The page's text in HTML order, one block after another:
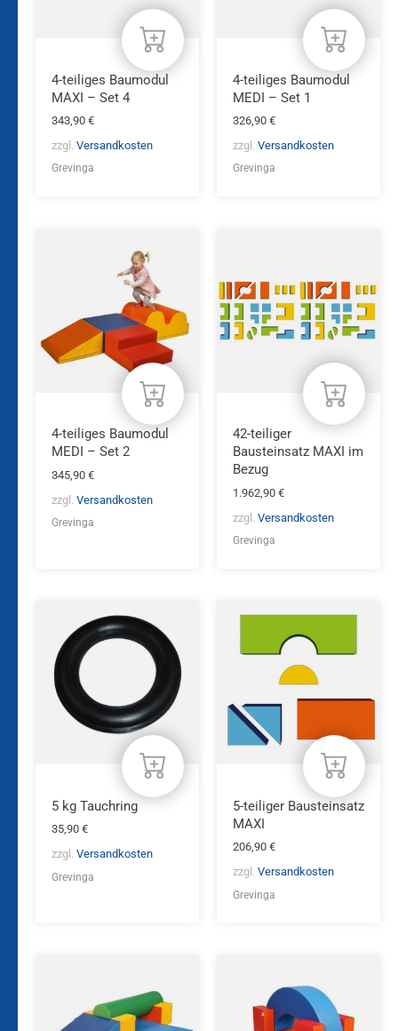
4-teiliges Baumodul
MAXI – Set 4
343,90 €
zzgl. Versandkosten
Grevinga
4-teiliges Baumodul
MEDI – Set 1
326,90 €
zzgl. Versandkosten
Grevinga
4-teiliges Baumodul
MEDI – Set 2
345,90 €
zzgl. Versandkosten
Grevinga
42-teiliger
Bausteinsatz MAXI im
Bezug
1.962,90 €
zzgl. Versandkosten
Grevinga
5 kg Tauchring
35,90 €
zzgl. Versandkosten
Grevinga
5-teiliger Bausteinsatz
MAXI
206,90 €
zzgl. Versandkosten
Grevinga